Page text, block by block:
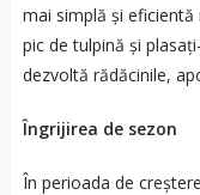
mai simplă și
pic de tulpină și
dezvoltă rădăcinile,
Îngrijirea de sezon
În perioada de